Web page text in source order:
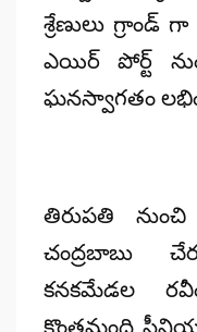
శ్రేణులు
ఎయిర్ పోర్ట్
ఘనస్వాగతం
తిరుపతి
చంద్రబాబు
కనకమేడల
కొంతమంది